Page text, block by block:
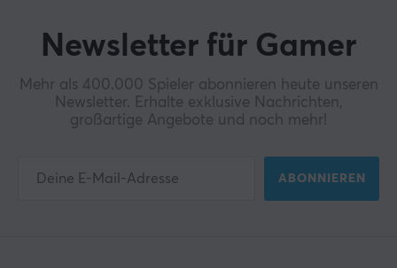
Newsletter für Gamer
Mehr als 400.000 Spieler abonnieren heute unseren
Newsletter. Erhalte exklusive Nachrichten,
großartige Angebote und noch mehr!
ABONNIEREN